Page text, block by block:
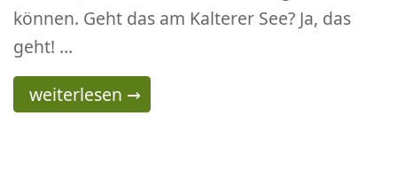
können. Geht das am Kalterer See? Ja, das
geht! …
Die Kalterer Seerundtour – diesmal wirklich
weiterlesen →